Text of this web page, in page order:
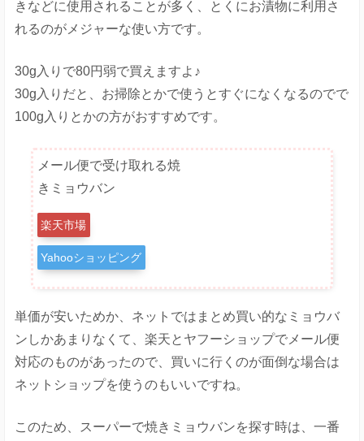
きなどに使用されることが多く、とくにお漬物に利用さ
れるのがメジャーな使い方です。
30g入りで80円弱で買えますよ♪
30g入りだと、お掃除とかで使うとすぐになくなるのでで
100g入りとかの方がおすすめです。
メール便で受け取れる焼
きミョウバン
楽天市場
Yahooショッピング
単価が安いためか、ネットではまとめ買い的なミョウバ
ンしかあまりなくて、楽天とヤフーショップでメール便
対応のものがあったので、買いに行くのが面倒な場合は
ネットショップを使うのもいいですね。
このため、スーパーで焼きミョウバンを探す時は、一番